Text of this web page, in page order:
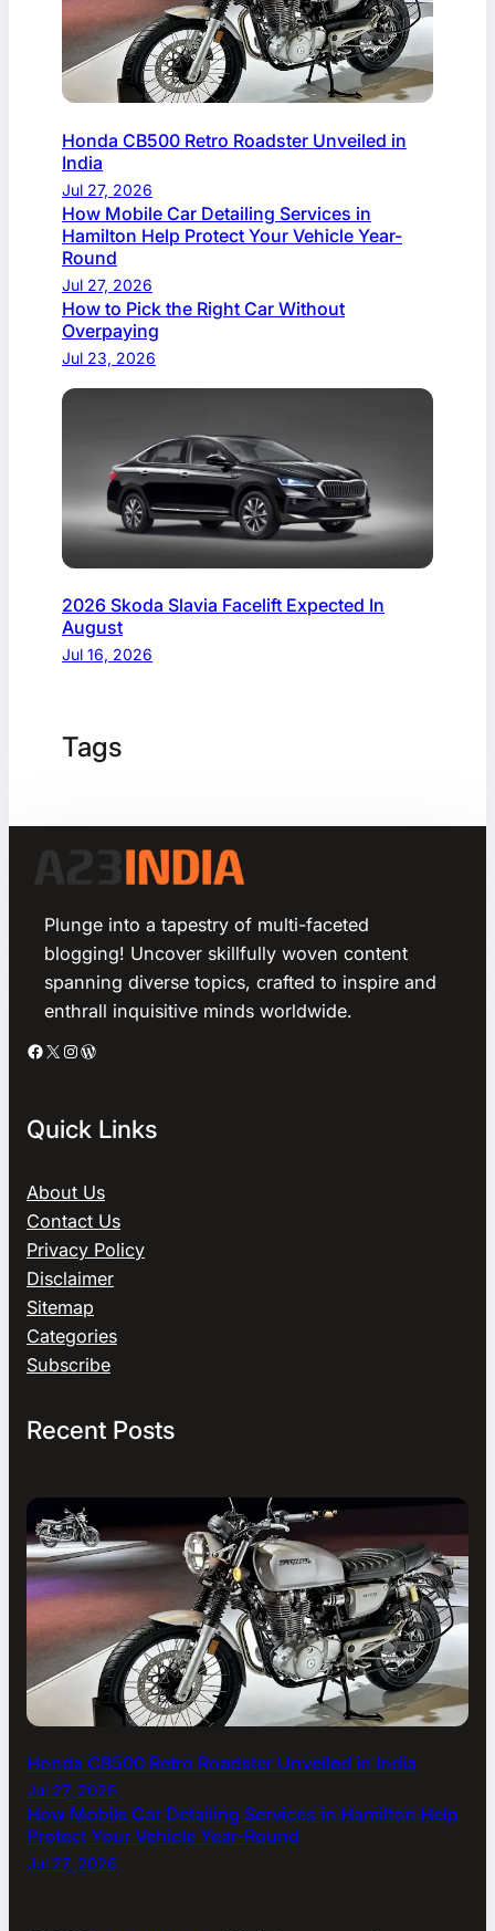
Honda CB500 Retro Roadster Unveiled in
India
Jul 27, 2026
How Mobile Car Detailing Services in
Hamilton Help Protect Your Vehicle Year-
Round
Jul 27, 2026
How to Pick the Right Car Without
Overpaying
Jul 23, 2026
2026 Skoda Slavia Facelift Expected In
August
Jul 16, 2026
Tags
Plunge into a tapestry of multi-faceted
blogging! Uncover skillfully woven content
spanning diverse topics, crafted to inspire and
enthrall inquisitive minds worldwide.
Facebook X Instagram WordPress
Quick Links
About Us
Contact Us
Privacy Policy
Disclaimer
Sitemap
Categories
Subscribe
Recent Posts
Honda CB500 Retro Roadster Unveiled in India
Jul 27, 2026
How Mobile Car Detailing Services in Hamilton Help
Protect Your Vehicle Year-Round
Jul 27, 2026